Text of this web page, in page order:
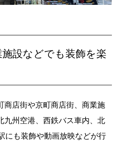
設などでも装飾を楽
商店街や京町商店街、商業施
九州空港、西鉄バス車内、北
にも装飾や動画放映などが行